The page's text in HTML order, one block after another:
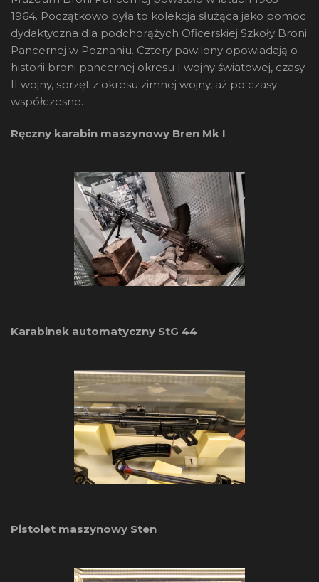
1964. Początkowo była to kolekcja służąca jako pomoc
dydaktyczna dla podchorążych Oficerskiej Szkoły Broni
Pancernej w Poznaniu. Cztery pawilony opowiadają o
historii broni pancernej okresu I wojny światowej, czasy
II wojny, sprzęt z okresu zimnej wojny, aż po czasy
współczesne.
Ręczny karabin maszynowy Bren Mk I
Karabinek automatyczny StG 44
Pistolet maszynowy Sten